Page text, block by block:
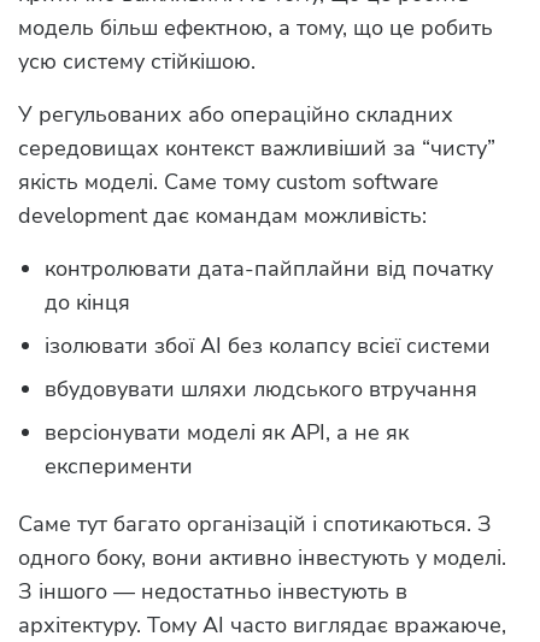
модель більш ефектною, а тому, що це робить
усю систему стійкішою.
У регульованих або операційно складних
середовищах контекст важливіший за “чисту”
якість моделі. Саме тому custom software
development дає командам можливість:
контролювати дата-пайплайни від початку
до кінця
ізолювати збої AI без колапсу всієї системи
вбудовувати шляхи людського втручання
версіонувати моделі як API, а не як
експерименти
Саме тут багато організацій і спотикаються. З
одного боку, вони активно інвестують у моделі.
З іншого — недостатньо інвестують в
архітектуру. Тому AI часто виглядає вражаюче,